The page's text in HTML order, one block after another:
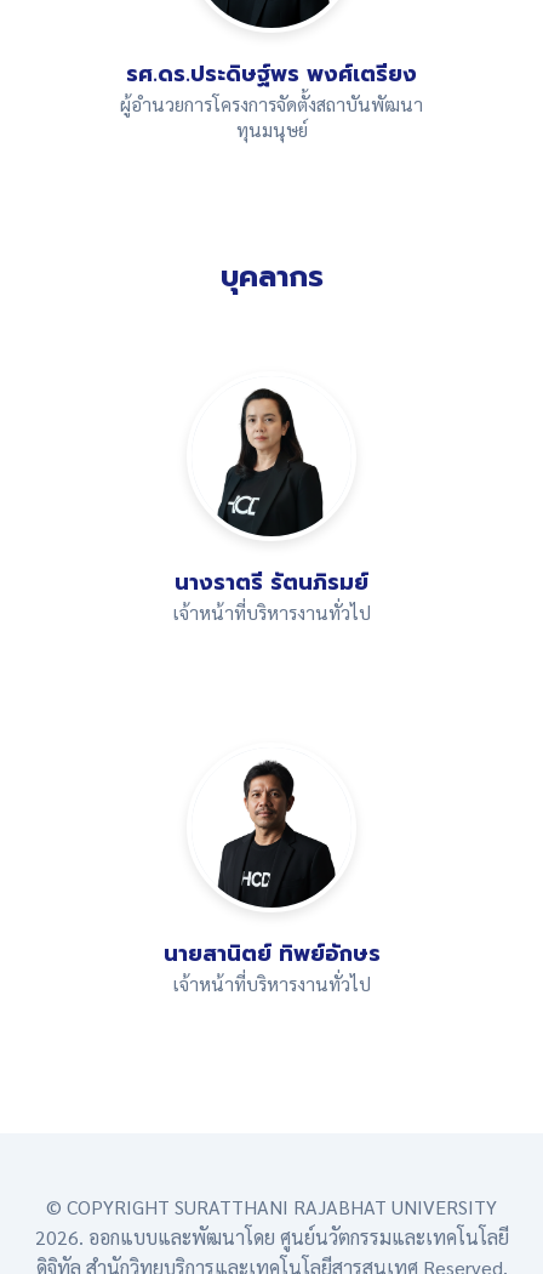
รศ.ดร.ประดิษฐ์พร พงศ์เตรียง
ผู้อำนวยการโครงการจัดตั้งสถาบันพัฒนา
ทุนมนุษย์
บุคลากร
นางราตรี รัตนภิรมย์
เจ้าหน้าที่บริหารงานทั่วไป
ทิพย์อักษร">
นายสานิตย์ ทิพย์อักษร
เจ้าหน้าที่บริหารงานทั่วไป
© COPYRIGHT SURATTHANI RAJABHAT UNIVERSITY
2026. ออกแบบและพัฒนาโดย ศูนย์นวัตกรรมและเทคโนโลยี
ดิจิทัล สำนักวิทยบริการและเทคโนโลยีสารสนเทศ Reserved.